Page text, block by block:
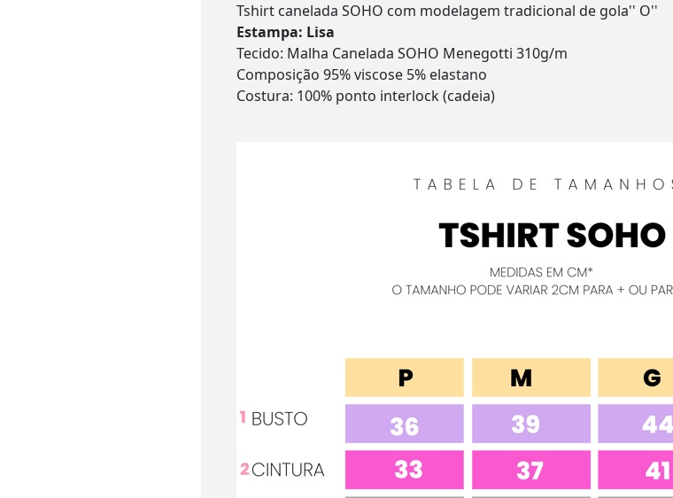
Tshirt canelada SOHO com modelagem tradicional de gola'' O''
Estampa: Lisa
Tecido: Malha Canelada SOHO Menegotti 310g/m
Composição 95% viscose 5% elastano
Costura: 100% ponto interlock (cadeia)